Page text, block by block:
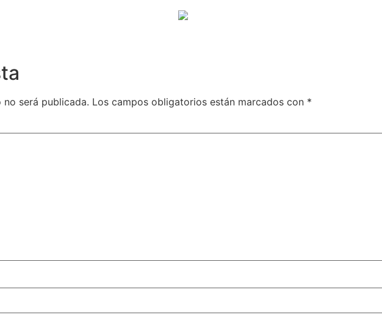
será publicada. Los campos obligatorios están marcados con *